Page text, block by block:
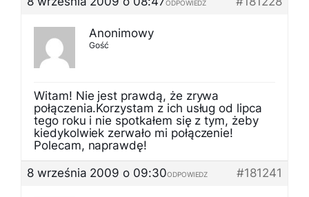
ODPOWIEDZ
Anonimowy
Gość
Witam! Nie jest prawdą, że zrywa
połączenia.Korzystam z ich usług od lipca
tego roku i nie spotkałem się z tym, żeby
kiedykolwiek zerwało mi połączenie!
Polecam, naprawdę!
8 września 2009 o 09:30
#181241
ODPOWIEDZ